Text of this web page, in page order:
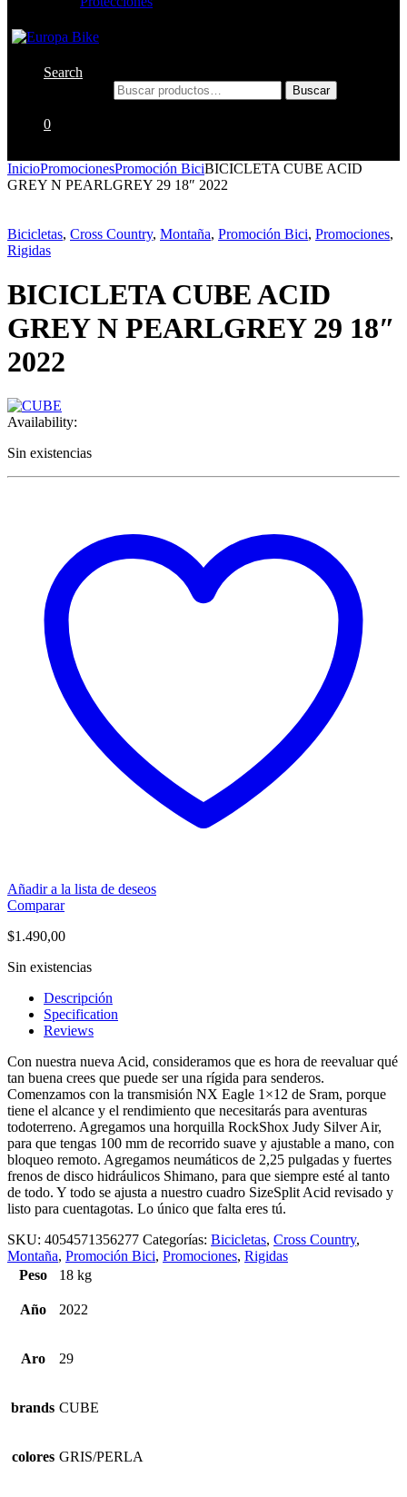
Search
Buscar
0
InicioPromocionesPromoción BiciBICICLETA CUBE ACID
GREY N PEARLGREY 29 18″ 2022
Bicicletas, Cross Country, Montaña, Promoción Bici, Promociones,
Rigidas
BICICLETA CUBE ACID
GREY N PEARLGREY 29 18″
2022
Availability:
Sin existencias
Añadir a la lista de deseos
Comparar
$1.490,00
Sin existencias
Descripción
Specification
Reviews
Con nuestra nueva Acid, consideramos que es hora de reevaluar qué
tan buena crees que puede ser una rígida para senderos.
Comenzamos con la transmisión NX Eagle 1×12 de Sram, porque
tiene el alcance y el rendimiento que necesitarás para aventuras
todoterreno. Agregamos una horquilla RockShox Judy Silver Air,
para que tengas 100 mm de recorrido suave y ajustable a mano, con
bloqueo remoto. Agregamos neumáticos de 2,25 pulgadas y fuertes
frenos de disco hidráulicos Shimano, para que siempre esté al tanto
de todo. Y todo se ajusta a nuestro cuadro SizeSplit Acid revisado y
listo para cuentagotas. Lo único que falta eres tú.
SKU: 4054571356277 Categorías: Bicicletas, Cross Country,
Montaña, Promoción Bici, Promociones, Rigidas
Peso
18 kg
Año 2022
Aro 29
brands CUBE
colores GRIS/PERLA